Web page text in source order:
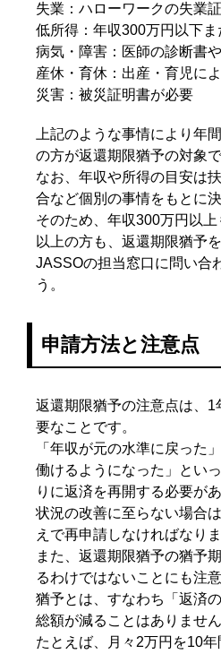
失業：ハローワークの失業
低所得：年収300万円以下
病気・障害：医師の診断書
産休・育休：出産・育児に
災害：被災証明書が必要
上記のような事情により年
の方が返還期限猶予の対象で
なお、年収や所得の目安は
合など個別の事情をもとに決
そのため、年収300万円以
以上の方も、返還期限猶予
JASSOの担当窓口に問い合
う。
申請方法と注意点
返還期限猶予の注意点は、
要なことです。
「年収が元の水準に戻った
働けるようになった」とい
りに返済を再開する必要があ
状況の改善に至らない場合
えで再申請しなければなりま
また、返還期限猶予の猶予
るわけではないことにも注
猶予とは、すなわち「返済
総額が減ることはありません
たとえば、月々2万円を10